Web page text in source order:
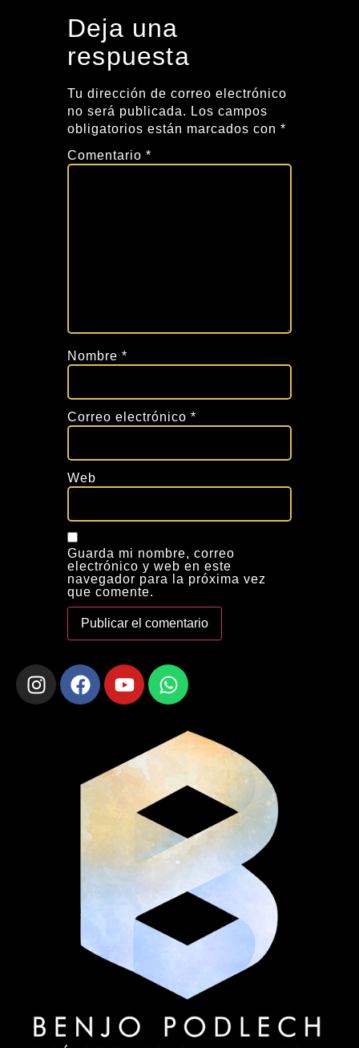
Deja una
respuesta
Tu dirección de correo electrónico
no será publicada. Los campos
obligatorios están marcados con *
Comentario *
Nombre *
Correo electrónico *
Web
Guarda mi nombre, correo
electrónico y web en este
navegador para la próxima vez
que comente.